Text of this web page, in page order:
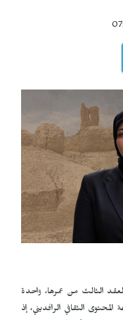
الثالث من عمرها، واحدة
المحتوى الثقافي الرافديني، إذ